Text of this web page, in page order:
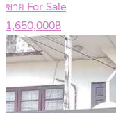
ขาย For Sale
1,650,000฿